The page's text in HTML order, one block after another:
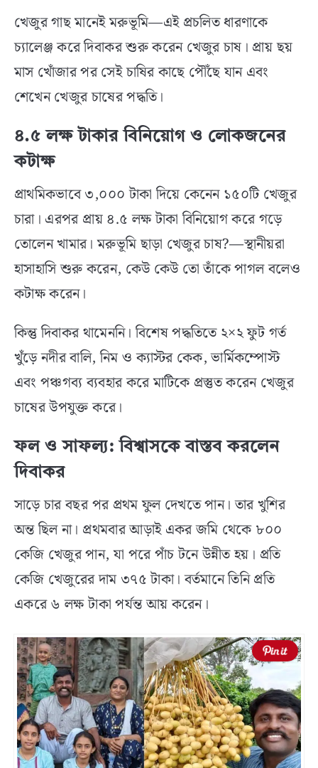
খেজুর গাছ মানেই মরুভূমি—এই প্রচলিত ধারণাকে
চ্যালেঞ্জ করে দিবাকর শুরু করেন খেজুর চাষ। প্রায় ছয়
মাস খোঁজার পর সেই চাষির কাছে পৌঁছে যান এবং
শেখেন খেজুর চাষের পদ্ধতি।
৪.৫ লক্ষ টাকার বিনিয়োগ ও লোকজনের
কটাক্ষ
প্রাথমিকভাবে ৩,০০০ টাকা দিয়ে কেনেন ১৫০টি খেজুর
চারা। এরপর প্রায় ৪.৫ লক্ষ টাকা বিনিয়োগ করে গড়ে
তোলেন খামার। মরুভূমি ছাড়া খেজুর চাষ?—স্থানীয়রা
হাসাহাসি শুরু করেন, কেউ কেউ তো তাঁকে পাগল বলেও
কটাক্ষ করেন।
কিন্তু দিবাকর থামেননি। বিশেষ পদ্ধতিতে ২×২ ফুট গর্ত
খুঁড়ে নদীর বালি, নিম ও ক্যাস্টর কেক, ভার্মিকম্পোস্ট
এবং পঞ্চগব্য ব্যবহার করে মাটিকে প্রস্তুত করেন খেজুর
চাষের উপযুক্ত করে।
ফল ও সাফল্য: বিশ্বাসকে বাস্তব করলেন
দিবাকর
সাড়ে চার বছর পর প্রথম ফুল দেখতে পান। তার খুশির
অন্ত ছিল না। প্রথমবার আড়াই একর জমি থেকে ৮০০
কেজি খেজুর পান, যা পরে পাঁচ টনে উন্নীত হয়। প্রতি
কেজি খেজুরের দাম ৩৭৫ টাকা। বর্তমানে তিনি প্রতি
একরে ৬ লক্ষ টাকা পর্যন্ত আয় করেন।